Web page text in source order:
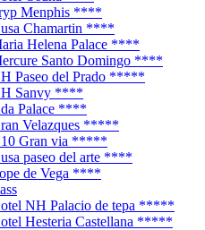
Menphis ****
Chamartin ****
Helena Palace ****
Santo Domingo ****
Paseo del Prado *****
Sanvy ****
Palace ****
Velazques *****
Gran via *****
paseo del arte ****
de Vega ****
NH Palacio de tepa *****
Hesteria Castellana *****